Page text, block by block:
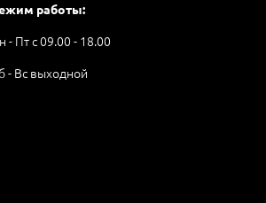
работы:
- Пт с 09.00 - 18.00
- Вс выходной